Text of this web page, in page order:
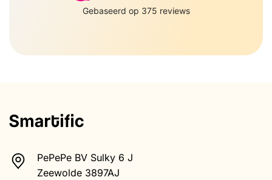
PePePe BV Sulky 6 J
Zeewolde 3897AJ